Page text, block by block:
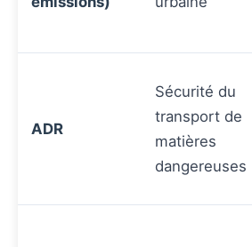
ADR
Sécurité du
transport de
matières
dangereuses